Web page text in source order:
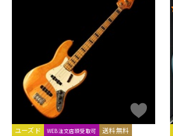
ユーズド WEB注文店頭受取可 送料無料